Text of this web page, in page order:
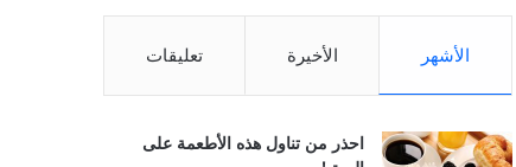
عن
الأشهر الأخيرة تعليقات
احذر من تناول هذه الأطعمة على